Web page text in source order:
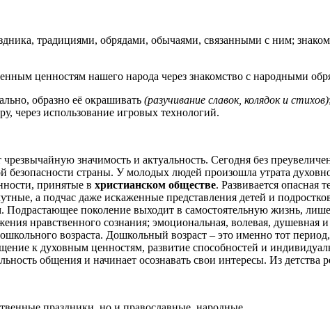
традициями, обрядами, обычаями, связанными с ним;
ценностям нашего народа через знакомство с народными
образно её окрашивать (разучивание славок, колядок и стихов)
через использование игровых технологий.
значимость и актуальность. Сегодня без
страны. У молодых людей произошла утрата
принятые в христианском обществе. Развивается опасная
а подчас даже искаженные представления детей и
Подрастающее поколение выходит в самостоятельную жизнь,
нравственного сознания; эмоциональная, волевая, душевная
возраста. Дошкольный возраст – это именно тот
к духовным ценностям, развитие способностей и
общения и начинает осознавать свои интересы. Из